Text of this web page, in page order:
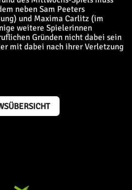
neben Sam Peeters
und Maxima Carlitz (im
weitere Spielerinnen
Gründen nicht dabei sein
mit dabei nach ihrer Verletzung